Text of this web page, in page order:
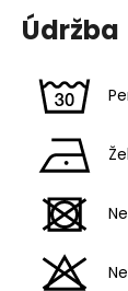
Údržba